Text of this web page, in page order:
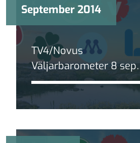
September 2014
TV4/Novus
Väljarbarometer 8 sept
2014: Gapet mellan
blocken halverat